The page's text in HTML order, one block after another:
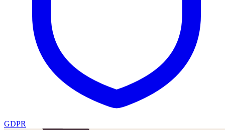
GDPR